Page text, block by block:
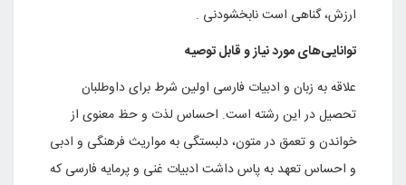
ارزش، گناهی است نابخشودنی .
توانایی‌های مورد نیاز و قابل توصیه
علاقه به زبان و ادبیات فارسی اولین شرط برای داوطلبان
تحصیل در این رشته است. احساس لذت و حظ معنوی از
خواندن و تعمق در متون، دلبستگی به مواریث فرهنگی و ادبی
و احساس تعهد به پاس داشت ادبیات غنی و پرمایه فارسی که